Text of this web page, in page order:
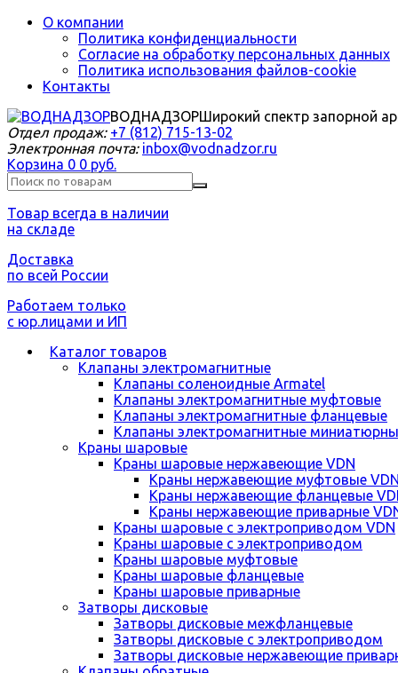
О компании
Политика конфиденциальности
Согласие на обработку персональных данных
Политика использования файлов-cookie
Контакты
ВОДНАДЗОРШирокий спектр запорной
Отдел продаж: +7 (812) 715-13-02
Электронная почта: inbox@vodnadzor.ru
Корзина 0 0 руб.
Товар всегда в наличии
на складе
Доставка
по всей России
Работаем только
с юр.лицами и ИП
Каталог товаров
Клапаны электромагнитные
Клапаны соленоидные Armatel
Клапаны электромагнитные муфтовые
Клапаны электромагнитные фланцевые
Клапаны электромагнитные
Краны шаровые
Краны шаровые нержавеющие VDN
Краны нержавеющие муфтовые VDN
Краны нержавеющие фланцевые
Краны нержавеющие приварные
Краны шаровые с электроприводом VDN
Краны шаровые с электроприводом
Краны шаровые муфтовые
Краны шаровые фланцевые
Краны шаровые приварные
Затворы дисковые
Затворы дисковые межфланцевые
Затворы дисковые с электроприводом
Затворы дисковые нержавеющие